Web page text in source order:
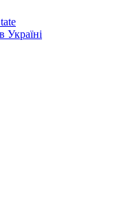
Україні